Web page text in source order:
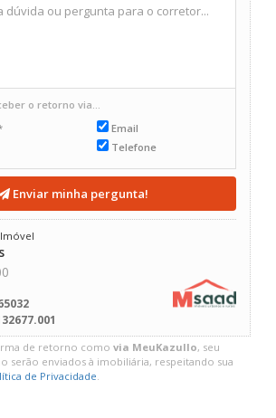
o retorno via...
Email
Telefone
Enviar minha pergunta!
de retorno comovia MeuKazullo, seu
serão enviados à imobiliária, respeitando sua
de Privacidade.